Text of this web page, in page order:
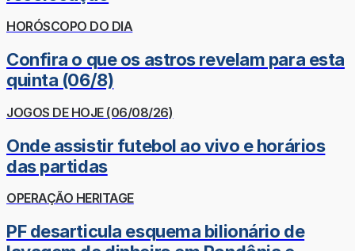
HORÓSCOPO DO DIA
Confira o que os astros revelam para esta
quinta (06/8)
JOGOS DE HOJE (06/08/26)
Onde assistir futebol ao vivo e horários
das partidas
OPERAÇÃO HERITAGE
PF desarticula esquema bilionário de